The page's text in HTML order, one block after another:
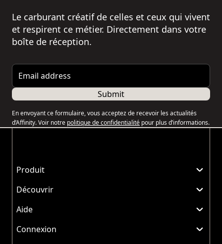
Le carburant créatif de celles et ceux qui vivent
et respirent ce métier. Directement dans votre
boîte de réception.
Email address
Submit
En envoyant ce formulaire, vous acceptez de recevoir les actualités
d’Affinity. Voir notre politique de confidentialité pour plus d’informations.
Produit
Découvrir
Aide
Connexion